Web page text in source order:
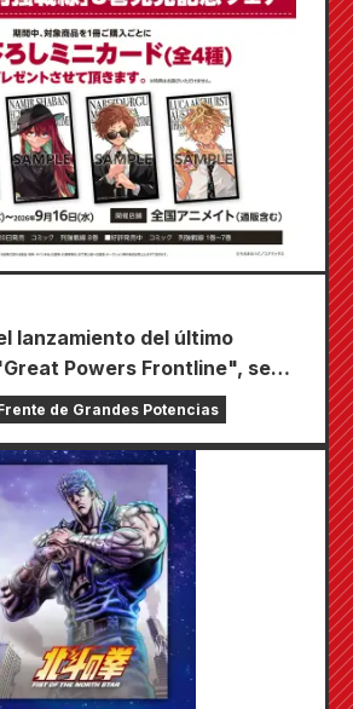
lanzamiento del último
Powers Frontline", se
feria por tiempo limitado en
de todo el país a partir del
podrás conseguir una
dibujada (¡4 tipos
de Grandes Potencias